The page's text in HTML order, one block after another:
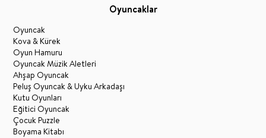
Oyuncaklar
Oyuncak
Kova & Kürek
Oyun Hamuru
Oyuncak Müzik Aletleri
Ahşap Oyuncak
Peluş Oyuncak & Uyku Arkadaşı
Kutu Oyunları
Eğitici Oyuncak
Çocuk Puzzle
Boyama Kitabı